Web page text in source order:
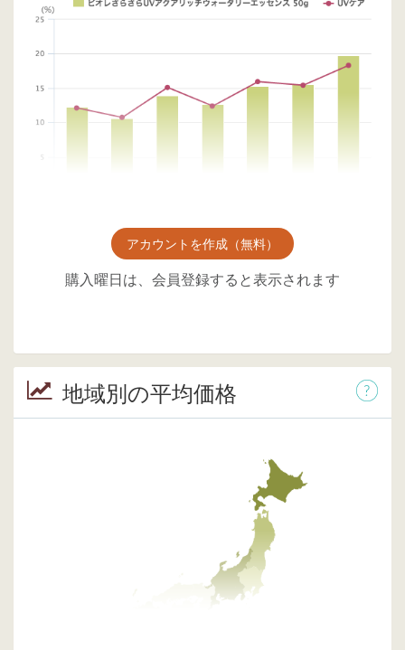
アカウントを作成（無料）
購入曜日は、会員登録すると表示されます
地域別の平均価格